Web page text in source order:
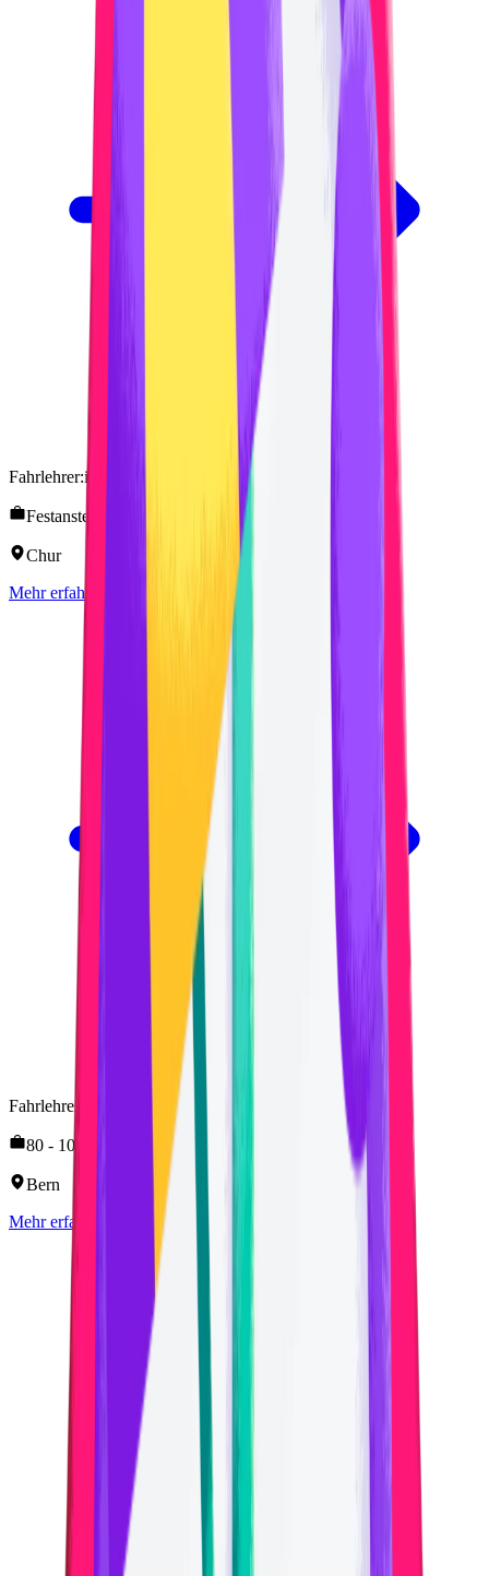
Fahrlehrer:in Kat. B (Kat. A von Vorteil)
Festanstellung 70 - 100%
Chur
Mehr erfahren
Fahrlehrer:in Kat. B (Kat. A von Vorteil)
80 - 100 %
Bern
Mehr erfahren